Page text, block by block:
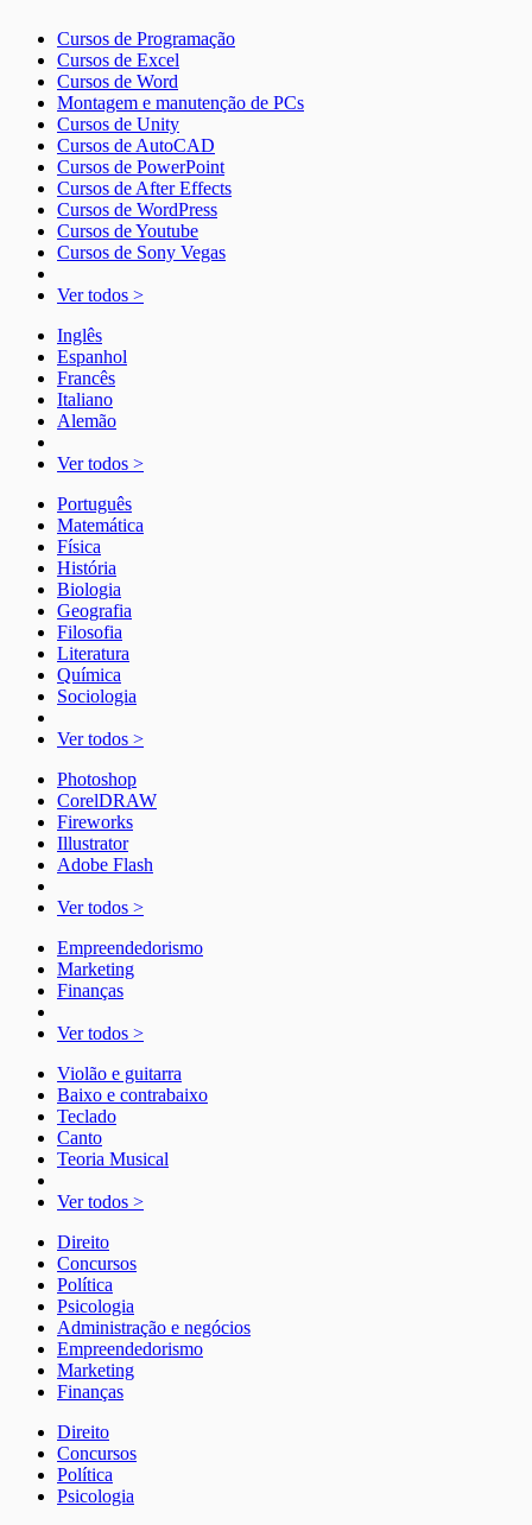
Cursos de Programação
Cursos de Excel
Cursos de Word
Montagem e manutenção de PCs
Cursos de Unity
Cursos de AutoCAD
Cursos de PowerPoint
Cursos de After Effects
Cursos de WordPress
Cursos de Youtube
Cursos de Sony Vegas
Ver todos >
Inglês
Espanhol
Francês
Italiano
Alemão
Ver todos >
Português
Matemática
Física
História
Biologia
Geografia
Filosofia
Literatura
Química
Sociologia
Ver todos >
Photoshop
CorelDRAW
Fireworks
Illustrator
Adobe Flash
Ver todos >
Empreendedorismo
Marketing
Finanças
Ver todos >
Violão e guitarra
Baixo e contrabaixo
Teclado
Canto
Teoria Musical
Ver todos >
Direito
Concursos
Política
Psicologia
Administração e negócios
Empreendedorismo
Marketing
Finanças
Direito
Concursos
Política
Psicologia